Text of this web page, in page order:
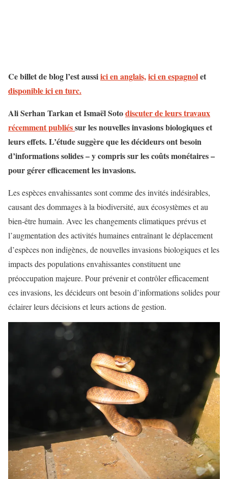
Ce billet de blog l’est aussiici en anglais,ici en espagnolet
disponible ici en turc.
Ali Serhan Tarkan et Ismaël Sotodiscuter de leurs travaux
récemment publiéssur les nouvelles invasions biologiques et
leurs effets. L’étude suggère que les décideurs ont besoin
d’informations solides – y compris sur les coûts monétaires –
pour gérer efficacement les invasions.
Les espèces envahissantes sont comme des invités indésirables,
causant des dommages à la biodiversité, aux écosystèmes et au
bien-être humain. Avec les changements climatiques prévus et
l’augmentation des activités humaines entraînant le déplacement
d’espèces non indigènes, de nouvelles invasions biologiques et les
impacts des populations envahissantes constituent une
préoccupation majeure. Pour prévenir et contrôler efficacement
ces invasions, les décideurs ont besoin d’informations solides pour
éclairer leurs décisions et leurs actions de gestion.